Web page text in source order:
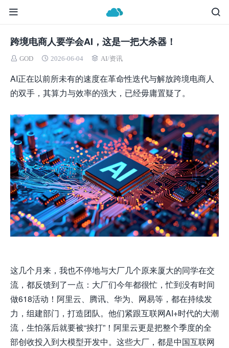
跨境电商人要学会AI，这是一把大杀器！
GOD 2026-06-04 AI/资讯
AI正在以前所未有的速度在革命性迭代与解放跨境电商人
的双手，其算力与效率的强大，已经毋庸置疑了。
这几个月来，我也不停地与大厂几个原来厦大的同学在交
流，都反馈到了一点：大厂们今年都很忙，忙到没有时间
做618活动！阿里云、腾讯、华为、网易等，都在持续发
力，组建部门，打造团队。他们紧跟互联网AI+时代的大潮
流，生怕落后就要被“挨打”！阿里云更是把整个季度的全
部创收投入到大模型开发中。这些大厂，都是中国互联网